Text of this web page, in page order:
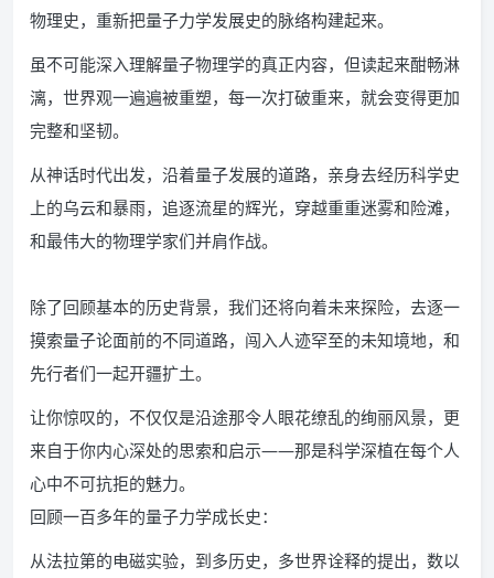
物理史，重新把量子力学发展史的脉络构建起来。
虽不可能深入理解量子物理学的真正内容，但读起来酣畅淋
漓，世界观一遍遍被重塑，每一次打破重来，就会变得更加
完整和坚韧。
从神话时代出发，沿着量子发展的道路，亲身去经历科学史
上的乌云和暴雨，追逐流星的辉光，穿越重重迷雾和险滩，
和最伟大的物理学家们并肩作战。
除了回顾基本的历史背景，我们还将向着未来探险，去逐一
摸索量子论面前的不同道路，闯入人迹罕至的未知境地，和
先行者们一起开疆扩土。
让你惊叹的，不仅仅是沿途那令人眼花缭乱的绚丽风景，更
来自于你内心深处的思索和启示——那是科学深植在每个人
心中不可抗拒的魅力。
回顾一百多年的量子力学成长史：
从法拉第的电磁实验，到多历史，多世界诠释的提出，数以